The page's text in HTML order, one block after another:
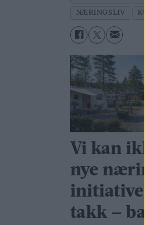
NÆRINGSLIV
Vi kan
nye
takk –